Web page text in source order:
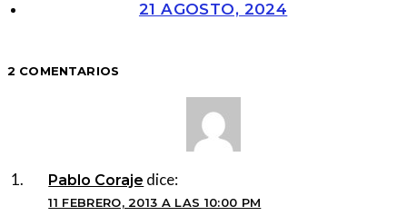
21 AGOSTO, 2024
2 COMENTARIOS
Pablo Coraje dice:
11 FEBRERO, 2013 A LAS 10:00 PM